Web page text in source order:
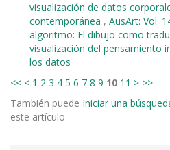
visualización de datos
contemporánea , AusArt: Vol.
algoritmo: El dibujo como
visualización del pensamiento
los datos
<< < 1 2 3 4 5 6 7 8 9 10 11 > >>
También puede Iniciar una
este artículo.